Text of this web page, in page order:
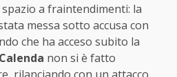
a fraintendimenti: la
messa sotto accusa con
che ha acceso subito la
non si è fatto